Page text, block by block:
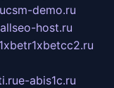
csm-demo.ru
allseo-host.ru
e-abis1c.ru